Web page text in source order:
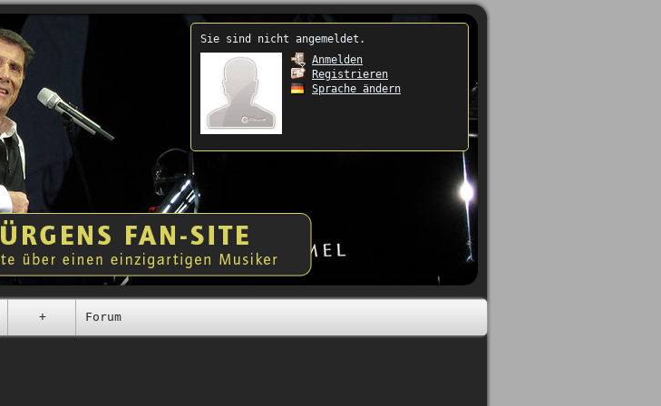
Sie sind nicht angemeldet.
Anmelden
Registrieren
Sprache ändern
+ Forum